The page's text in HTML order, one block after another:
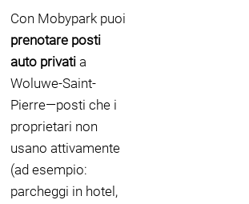
Con Mobypark puoi
prenotare posti
auto privati a
Woluwe-Saint-
Pierre—posti che i
proprietari non
usano attivamente
(ad esempio:
parcheggi in hotel,